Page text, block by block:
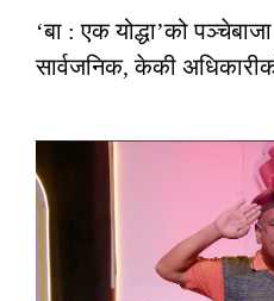
‘बा : एक योद्धा’को
सार्वजनिक, केकी